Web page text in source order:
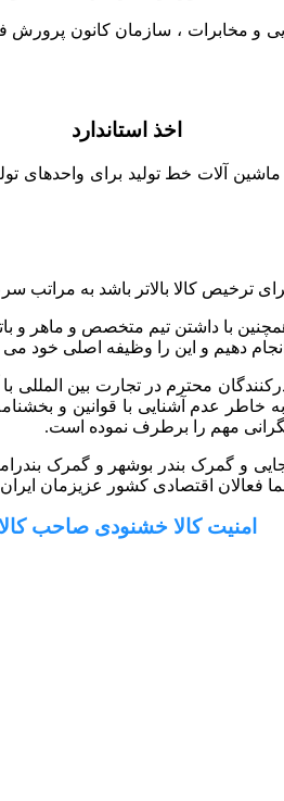
مخابرات ، سازمان کانون پرورش
اخذ استاندارد
آلات خط تولید برای واحدهای
کالا بالاتر باشد به مراتب
سابقه 10 ساله و مجوزهای قانونی و همچنین
دهیم و این را وظیفه اصلی خود می
محترم در تجارت بین
به خاطر عدم آشنایی با قوانین و
مهم را برطرف نموده است.
و گمرک بندر بوشهر و گمرک
اقتصادی کشور عزیزمان ایران
امنیت کالا خشنودی صاحب